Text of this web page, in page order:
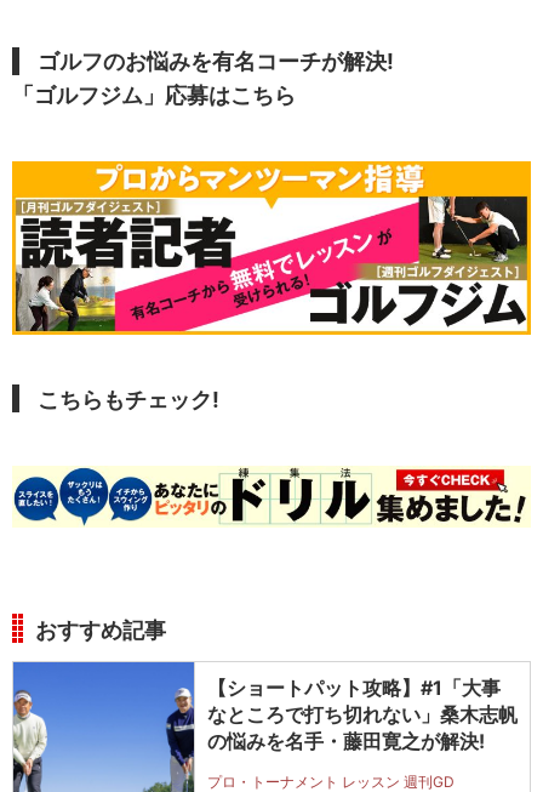
ゴルフのお悩みを有名コーチが解決!
「ゴルフジム」応募はこちら
こちらもチェック!
おすすめ記事
【ショートパット攻略】#1「大事
なところで打ち切れない」桑木志帆
の悩みを名手・藤田寛之が解決!
プロ・トーナメント レッスン 週刊GD